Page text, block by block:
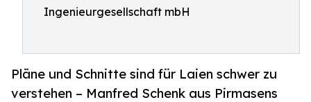
Ingenieurgesellschaft mbH
Pläne und Schnitte sind für Laien schwer zu
verstehen – Manfred Schenk aus Pirmasens